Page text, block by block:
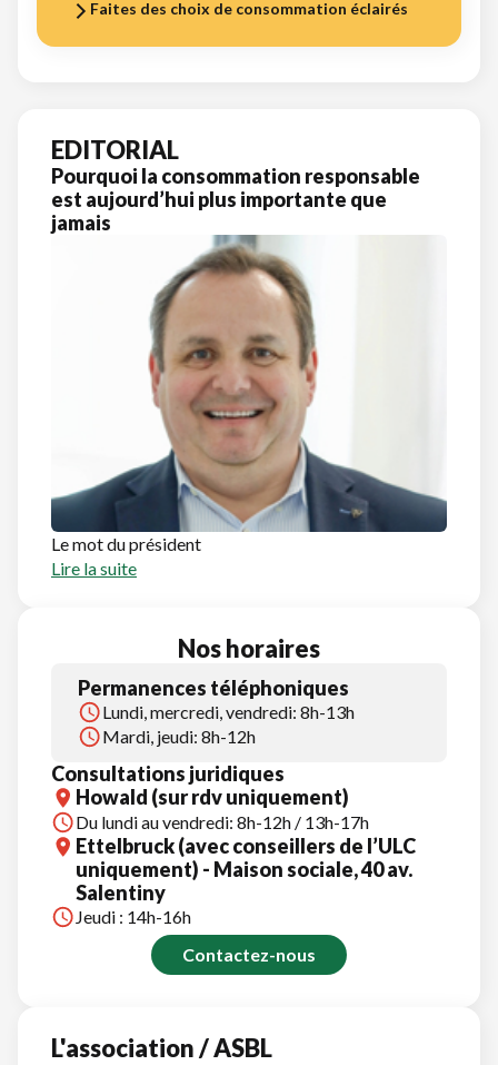
Faites des choix de consommation éclairés
EDITORIAL
Pourquoi la consommation responsable
est aujourd’hui plus importante que
jamais
Le mot du président
Lire la suite
Nos horaires
Permanences téléphoniques
Lundi, mercredi, vendredi: 8h-13h
Mardi, jeudi: 8h-12h
Consultations juridiques
Howald (sur rdv uniquement)
Du lundi au vendredi: 8h-12h / 13h-17h
Ettelbruck (avec conseillers de l’ULC
uniquement) - Maison sociale, 40 av.
Salentiny
Jeudi : 14h-16h
Contactez-nous
L'association / ASBL